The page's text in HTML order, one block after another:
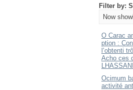
Filter by:
Now
O Carac
ption :
l’obtenti
Acho ces
Ocimum
activité